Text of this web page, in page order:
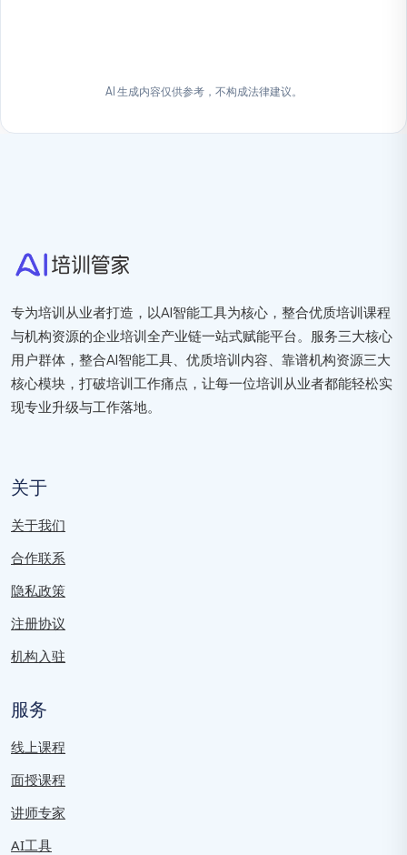
AI 生成内容仅供参考，不构成法律建议。
专为培训从业者打造，以AI智能工具为核心，整合优质培训课程
与机构资源的企业培训全产业链一站式赋能平台。服务三大核心
用户群体，整合AI智能工具、优质培训内容、靠谱机构资源三大
核心模块，打破培训工作痛点，让每一位培训从业者都能轻松实
现专业升级与工作落地。
关于
关于我们
合作联系
隐私政策
注册协议
机构入驻
服务
线上课程
面授课程
讲师专家
AI工具